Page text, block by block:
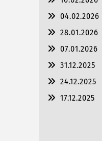
04.02.2026
28.01.2026
07.01.2026
31.12.2025
24.12.2025
17.12.2025